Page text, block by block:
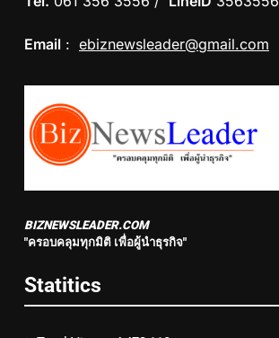
Email : ebiznewsleader@gmail.com
BIZNEWSLEADER.COM
"ครอบคลุมทุกมิติ เพื่อผู้นำธุรกิจ"
Statitics